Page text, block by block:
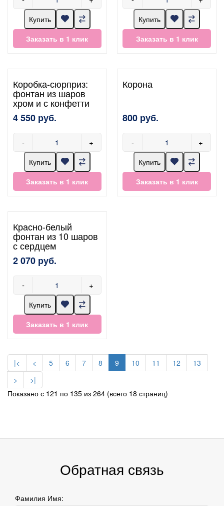
Купить
Заказать в 1 клик
Купить
Заказать в 1 клик
Коробка-сюрприз:
фонтан из шаров
хром и с конфетти
4 550 руб.
- +
Купить
Заказать в 1 клик
Корона
800 руб.
- +
Купить
Заказать в 1 клик
Красно-белый
фонтан из 10 шаров
с сердцем
2 070 руб.
- +
Купить
Заказать в 1 клик
|< < 5 6 7 8 9 10 11 12
13
>
>|
Показано с 121 по 135 из 264 (всего 18 страниц)
Обратная связь
Фамилия Имя: